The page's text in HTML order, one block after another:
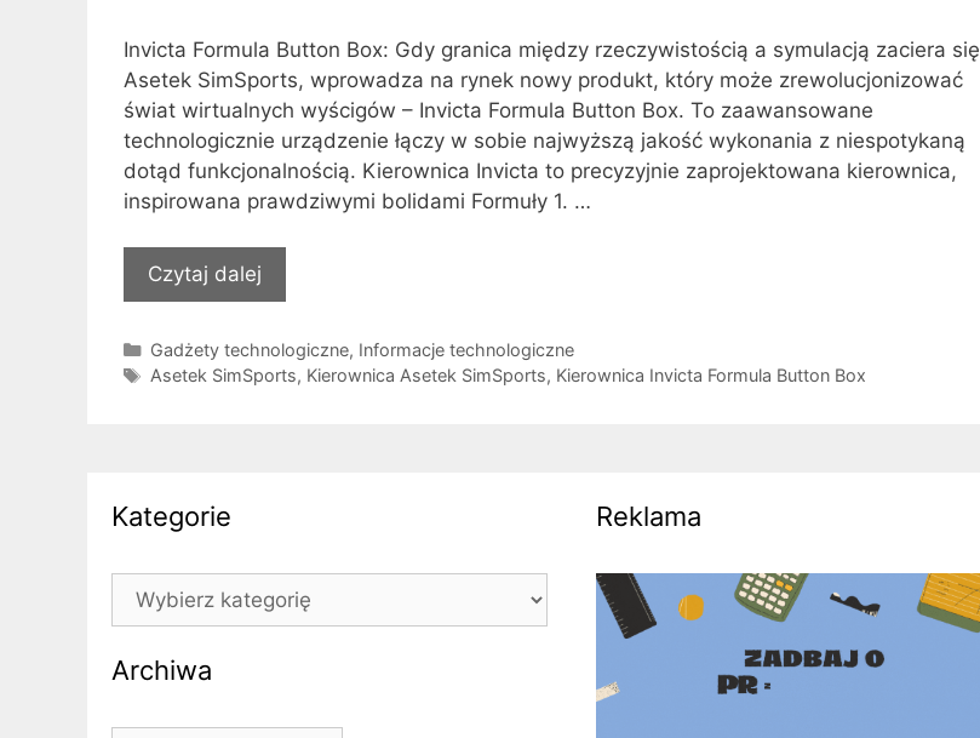
Invicta Formula Button Box: Gdy granica między rzeczywistością a symulacją zaciera się
Asetek SimSports, wprowadza na rynek nowy produkt, który może zrewolucjonizować
świat wirtualnych wyścigów – Invicta Formula Button Box. To zaawansowane
technologicznie urządzenie łączy w sobie najwyższą jakość wykonania z niespotykaną
dotąd funkcjonalnością. Kierownica Invicta to precyzyjnie zaprojektowana kierownica,
inspirowana prawdziwymi bolidami Formuły 1. …
Czytaj dalej
Kategorie
Gadżety technologiczne, Informacje technologiczne
Tagi
Asetek SimSports, Kierownica Asetek SimSports, Kierownica Invicta Formula Button Box
Kategorie
Kategorie
Archiwa
Reklama